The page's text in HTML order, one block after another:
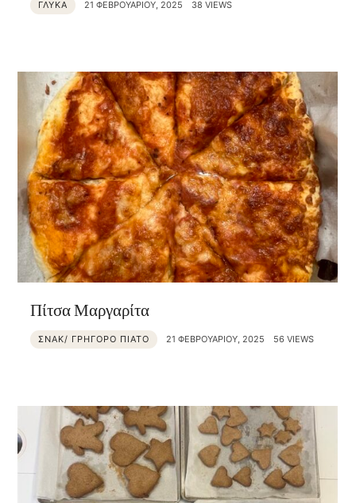
ΓΛΥΚΑ 21 ΦΕΒΡΟΥΑΡΊΟΥ, 2025 38 VIEWS
Πίτσα Μαργαρίτα
ΣΝΑΚ/ ΓΡΗΓΟΡΟ ΠΙΑΤΟ 21 ΦΕΒΡΟΥΑΡΊΟΥ, 2025 56 VIEWS